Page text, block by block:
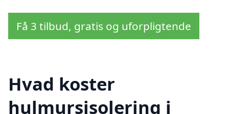
Få 3 tilbud, gratis og uforpligtende
Hvad koster
hulmursisolering i